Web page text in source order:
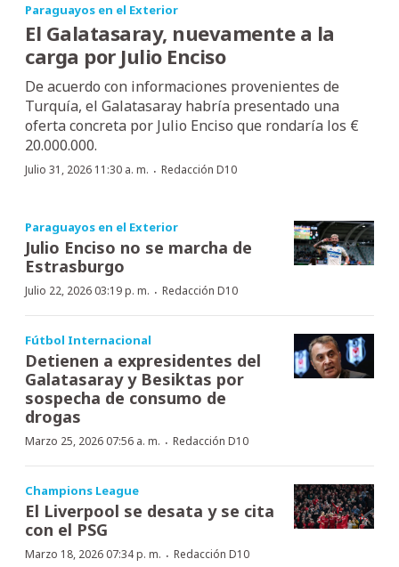
Paraguayos en el Exterior
El Galatasaray, nuevamente a la
carga por Julio Enciso
De acuerdo con informaciones provenientes de
Turquía, el Galatasaray habría presentado una
oferta concreta por Julio Enciso que rondaría los €
20.000.000.
Julio 31, 2026 11:30 a. m. · Redacción D10
Paraguayos en el Exterior
Julio Enciso no se marcha de
Estrasburgo
Julio 22, 2026 03:19 p. m. · Redacción D10
Fútbol Internacional
Detienen a expresidentes del
Galatasaray y Besiktas por
sospecha de consumo de
drogas
Marzo 25, 2026 07:56 a. m. · Redacción D10
Champions League
El Liverpool se desata y se cita
con el PSG
Marzo 18, 2026 07:34 p. m. · Redacción D10